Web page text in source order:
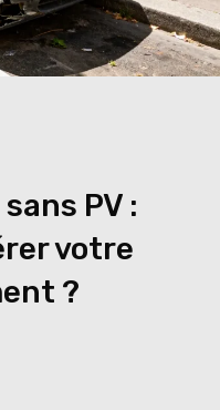
PV :
votre
?